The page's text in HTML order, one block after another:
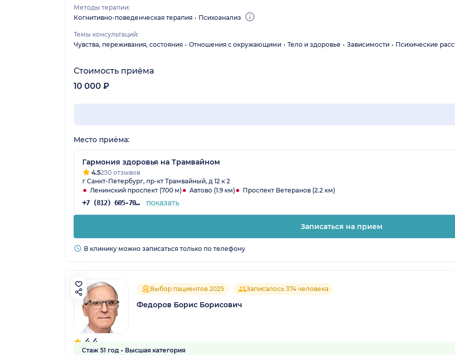
Методы терапии:
Когнитивно-поведенческая терапия
Психоанализ
Темы консультаций:
Чувства, переживания, состояния
Отношения с окружающими Тело и здоровье Зависимости Психические
Стоимость приёма
10 000 ₽
Место приёма:
Гармония здоровья на Трамвайном
4.5250 отзывов
г Санкт-Петербург, пр-кт Трамвайный, д 12 к 2
Ленинский проспект (700 м)
Автово (1.9 км) Проспект Ветеранов (2.2 км)
+7 (812) 605-70-34 показать
Записаться на прием
В клинику можно записаться только по телефону
4.4
67 отзывов
Выбор пациентов 2025 Записалось 374 человека
Федоров Борис Борисович
Стаж 51 год Высшая категория